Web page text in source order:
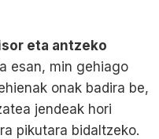
eta antzeko
esan, min gehiago
onak badira be,
jendeak hori
pikutara bidaltzeko.